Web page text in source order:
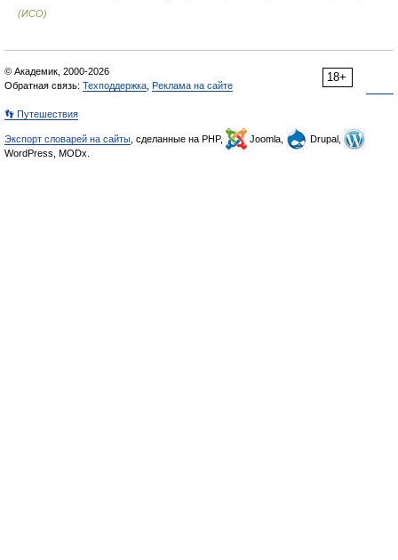
(ИСО)
18+
© Академик, 2000-2026
Обратная связь: Техподдержка Реклама на сайте
👣 Путешествия
Экспорт словарей на сайты , сделанные на PHP, Joomla,
Drupal,
WordPress, MODx.